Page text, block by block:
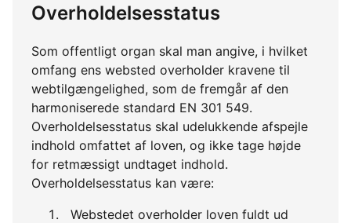
Overholdelsesstatus
Som offentligt organ skal man angive, i hvilket
omfang ens websted overholder kravene til
webtilgængelighed, som de fremgår af den
harmoniserede standard EN 301 549.
Overholdelsesstatus skal udelukkende afspejle
indhold omfattet af loven, og ikke tage højde
for retmæssigt undtaget indhold.
Overholdelsesstatus kan være:
Webstedet overholder loven fuldt ud